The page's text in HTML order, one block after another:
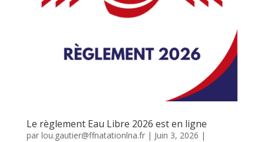
Le règlement Eau Libre 2026 est en ligne
par lou.gautier@ffnatationlna.fr| Juin 3, 2026 |